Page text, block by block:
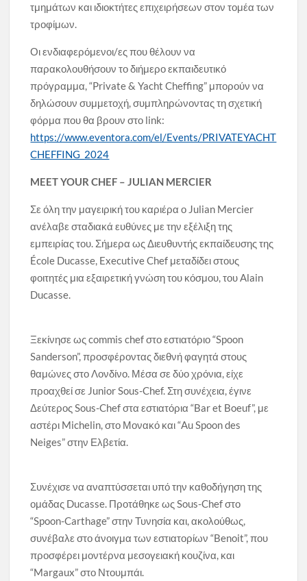
τμημάτων και ιδιοκτήτες επιχειρήσεων στον τομέα των
τροφίμων.
Οι ενδιαφερόμενοι/ες που θέλουν να
παρακολουθήσουν το διήμερο εκπαιδευτικό
πρόγραμμα, “Private & Yacht Cheffing” μπορούν να
δηλώσουν συμμετοχή, συμπληρώνοντας τη σχετική
φόρμα που θα βρουν στο link:
https://www.eventora.com/el/Events/PRIVATEYACHT
CHEFFING_2024
MEET YOUR CHEF – JULIAN MERCIER
Σε όλη την μαγειρική του καριέρα ο Julian Mercier
ανέλαβε σταδιακά ευθύνες με την εξέλιξη της
εμπειρίας του. Σήμερα ως Διευθυντής εκπαίδευσης της
École Ducasse, Executive Chef μεταδίδει στους
φοιτητές μια εξαιρετική γνώση του κόσμου, του Alain
Ducasse.
Ξεκίνησε ως commis chef στο εστιατόριο “Spoon
Sanderson”, προσφέροντας διεθνή φαγητά στους
θαμώνες στο Λονδίνο. Μέσα σε δύο χρόνια, είχε
προαχθεί σε Junior Sous-Chef. Στη συνέχεια, έγινε
Δεύτερος Sous-Chef στα εστιατόρια “Bar et Boeuf”, με
αστέρι Michelin, στο Μονακό και “Au Spoon des
Neiges” στην Ελβετία.
Συνέχισε να αναπτύσσεται υπό την καθοδήγηση της
ομάδας Ducasse. Προτάθηκε ως Sous-Chef στο
“Spoon-Carthage” στην Τυνησία και, ακολούθως,
συνέβαλε στο άνοιγμα των εστιατορίων “Benoit”, που
προσφέρει μοντέρνα μεσογειακή κουζίνα, και
“Margaux” στο Ντουμπάι.